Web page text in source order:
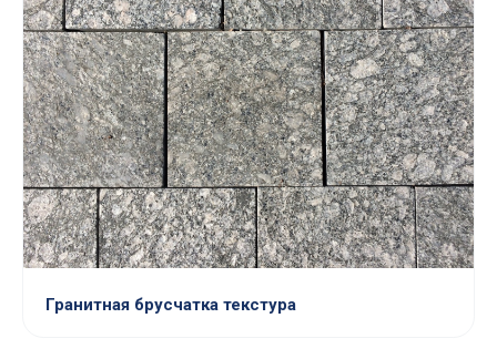
Гранитная брусчатка текстура